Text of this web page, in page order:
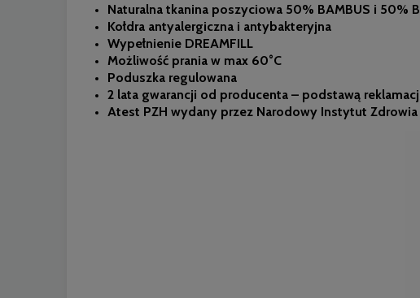
Naturalna tkanina poszyciowa 50% BAMBUS i 50%
Kołdra antyalergiczna i antybakteryjna
Wypełnienie DREAMFILL
Możliwość prania w max 60°C
Poduszka regulowana
2 lata gwarancji od producenta – podstawą
Atest PZH wydany przez Narodowy Instytut